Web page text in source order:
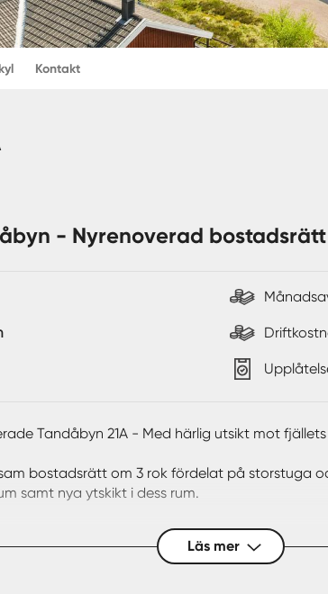
Kontakt
- Nyrenoverad
Tandåbyn 21A - Med härlig utsikt mot
bostadsrätt om 3 rok fördelat på storstuga
samt nya ytskikt i dess rum.
utsikt mot fjällets skidanläggningar och ett
braskaminen. Köksavdelningen är modern
Läs mer